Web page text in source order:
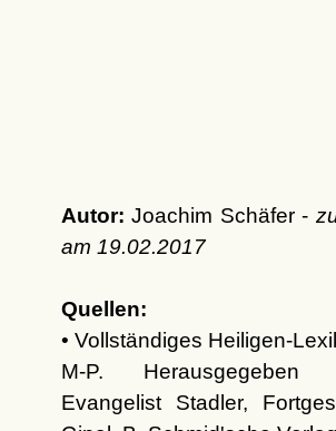
Autor: Joachim Schäfer -
am 19.02.2017
Quellen:
• Vollständiges Heiligen-
M-P.
Evangelist Stadler,